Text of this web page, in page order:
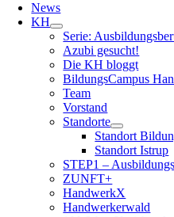
News
KH
Serie:
Azubi gesucht!
Die KH bloggt
BildungsCampus
Team
Vorstand
Standorte
Standort
Standort Istrup
STEP1 –
ZUNFT+
HandwerkX
Handwerkerwald